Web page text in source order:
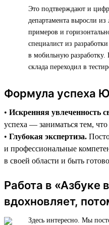
Это подтверждают и
департамента выросли
примеров и
специалист из
в мобильную разработку.
склада переходил в
Формула успеха
• Искренняя увлеченность
успеха — заниматься тем,
• Глубокая экспертиза.
и профессиональные
в своей области и быть
Работа в «Азбуке
вдохновляет,
Здесь интересно. Мы